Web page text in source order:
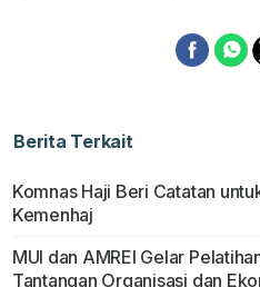
Berita Terkait
Komnas Haji Beri Catatan
Kemenhaj
MUI dan AMREI Gelar
Tantangan Organisasi dan